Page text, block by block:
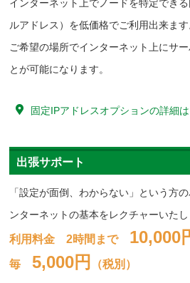
インターネット上でノードを特定でき
ルアドレス）を低価格でご利用出来ます
ご希望の場所でインターネット上にサ
とが可能になります。
固定IPアドレスオプションの詳細
出張サポート
「設定が面倒、わからない」という方
ンターネットの基本をレクチャーいたし
利用料金 2時間まで 10,000
毎5,000円 （税別）